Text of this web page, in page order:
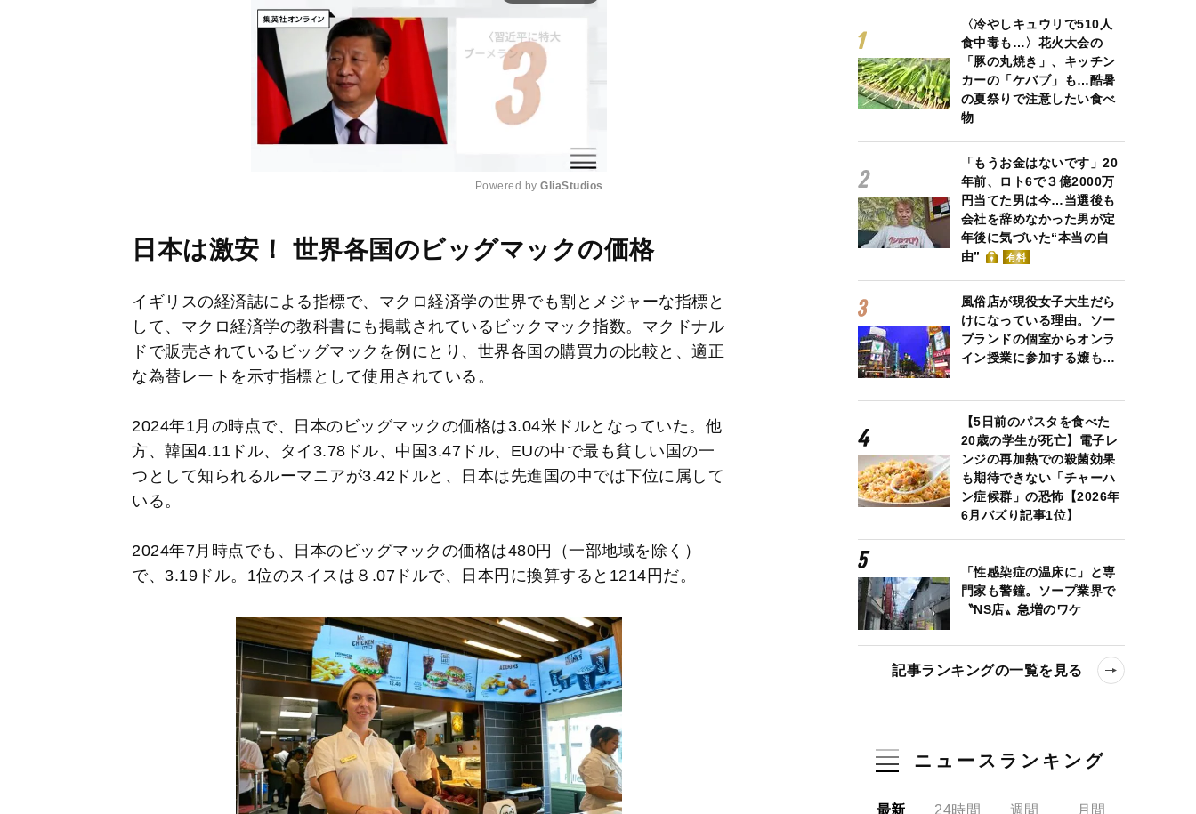
u
e
Powered by GliaStudios
日本は激安！ 世界各国のビッグマックの価格
イギリスの経済誌による指標で、マクロ経済学の世界でも割とメジャーな指標と
して、マクロ経済学の教科書にも掲載されているビックマック指数。マクドナル
ドで販売されているビッグマックを例にとり、世界各国の購買力の比較と、適正
な為替レートを示す指標として使用されている。
2024年1月の時点で、日本のビッグマックの価格は3.04米ドルとなっていた。他
方、韓国4.11ドル、タイ3.78ドル、中国3.47ドル、EUの中で最も貧しい国の一
つとして知られるルーマニアが3.42ドルと、日本は先進国の中では下位に属して
いる。
2024年7月時点でも、日本のビッグマックの価格は480円（一部地域を除く）
で、3.19ドル。1位のスイスは８.07ドルで、日本円に換算すると1214円だ。
〈冷やしキュウリで510人
食中毒も…〉花火大会の
「豚の丸焼き」、キッチン
カーの「ケバブ」も…酷暑
の夏祭りで注意したい食べ
物
「もうお金はないです」20
年前、ロト6で３億2000万
円当てた男は今…当選後も
会社を辞めなかった男が定
年後に気づいた“本当の自
由”
有料
風俗店が現役女子大生だら
けになっている理由。ソー
プランドの個室からオンラ
イン授業に参加する嬢も…
【5日前のパスタを食べた
20歳の学生が死亡】電子レ
ンジの再加熱での殺菌効果
も期待できない「チャーハ
ン症候群」の恐怖【2026年
6月バズり記事1位】
「性感染症の温床に」と専
門家も警鐘。ソープ業界で
〝NS店〟急増のワケ
記事ランキングの一覧を見る
ニュースランキング
最新 24時間 週間 月間